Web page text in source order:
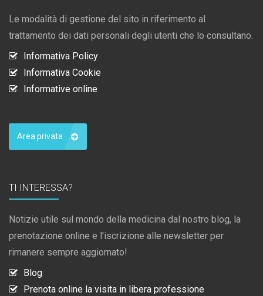
Le modalità di gestione del sito in riferimento al
trattamento dei dati personali degli utenti che lo consultano.
Informativa Policy
Informativa Cookie
Informative online
Area privata
TI INTERESSA?
Notizie utile sul mondo della medicina dal nostro blog, la
prenotazione online e l'iscrizione alle newsletter per
rimanere sempre aggiornato!
Blog
Prenota online la visita in libera professione